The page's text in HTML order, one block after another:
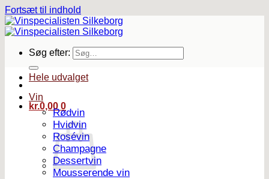
Fortsæt til indhold
Søg efter:
kr.0,00 0
Hele udvalget
Vin
Rødvin
Hvidvin
Rosévin
Champagne
Dessertvin
Mousserende vin